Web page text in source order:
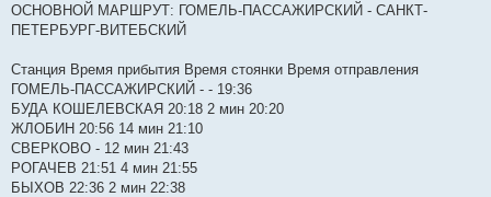
и
е
ОСНОВНОЙ МАРШРУТ: ГОМЕЛЬ-ПАССАЖИРСКИЙ - САНКТ-
ПЕТЕРБУРГ-ВИТЕБСКИЙ
Станция Время прибытия Время стоянки Время отправления
ГОМЕЛЬ-ПАССАЖИРСКИЙ - - 19:36
БУДА КОШЕЛЕВСКАЯ 20:18 2 мин 20:20
ЖЛОБИН 20:56 14 мин 21:10
СВЕРКОВО - 12 мин 21:43
РОГАЧЕВ 21:51 4 мин 21:55
БЫХОВ 22:36 2 мин 22:38